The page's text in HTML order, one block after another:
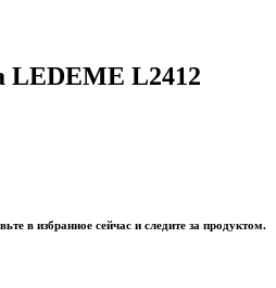
LEDEME L2412
в избранное сейчас и следите за продуктом.